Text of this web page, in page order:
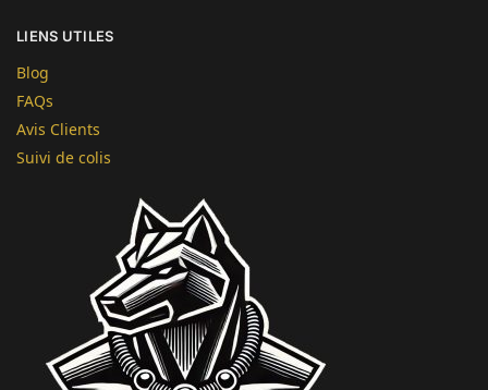
LIENS UTILES
Blog
FAQs
Avis Clients
Suivi de colis